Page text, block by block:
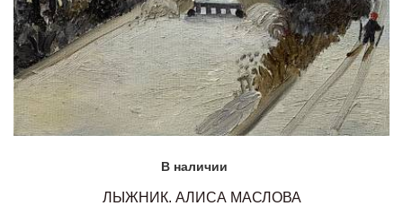
В наличии
ЛЫЖНИК. АЛИСА МАСЛОВА